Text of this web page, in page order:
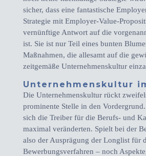
sicher, dass eine fantastische
Strategie mit Employer-Value-
vernünftige Antwort auf die
ist. Sie ist nur Teil eines bunten
Maßnahmen, die allesamt auf die
zeitgemäße Unternehmenskultur
Unternehmenskultur
Die Unternehmenskultur rückt
prominente Stelle in den
sich die Treiber für die Berufs- und
maximal veränderten. Spielt bei der
also der Ausprägung der Longlist für
Bewerbungsverfahren – noch